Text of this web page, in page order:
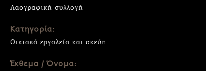
Λαογραφική συλλογή
Κατηγορία:
Οικιακά εργαλεία και σκεύη
Έκθεμα / Όνομα: